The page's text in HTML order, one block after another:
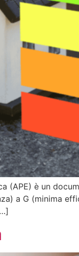
(APE) è un
a G (minima